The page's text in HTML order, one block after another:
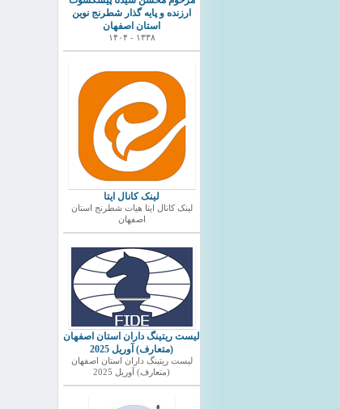
ارزنده و پایه گذار شطرنج نوین
استان اصفهان
۱۳۳۸ - ۱۴۰۴
لینک کانال ایتا
لینک کانال ایتا هیات شطرنج استان
اصفهان
ليست ريتينگ داران استان اصفهان
(متعارف) آوریل 2025
ليست ريتينگ داران استان اصفهان
(متعارف) آوریل 2025